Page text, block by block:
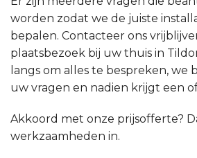
worden zodat we de juiste
bepalen. Contacteer ons
plaatsbezoek bij uw thuis in
langs om alles te bespreken, we
uw vragen en nadien krijgt een
Akkoord met onze prijsofferte?
werkzaamheden in.